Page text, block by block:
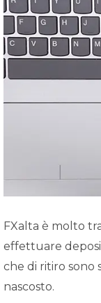
FXalta è molto
effettuare
che di ritiro sono
nascosto.